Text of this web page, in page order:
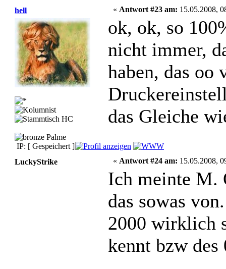
hell
« Antwort #23 am: 15.05.2008,
ok, ok, so
nicht immer,
haben, das oo
das Gleiche
IP: [ Gespeichert ]
LuckyStrike
« Antwort #24 am: 15.05.2008,
Ich meinte
das sowas
2000 wirklich
kennt bzw des